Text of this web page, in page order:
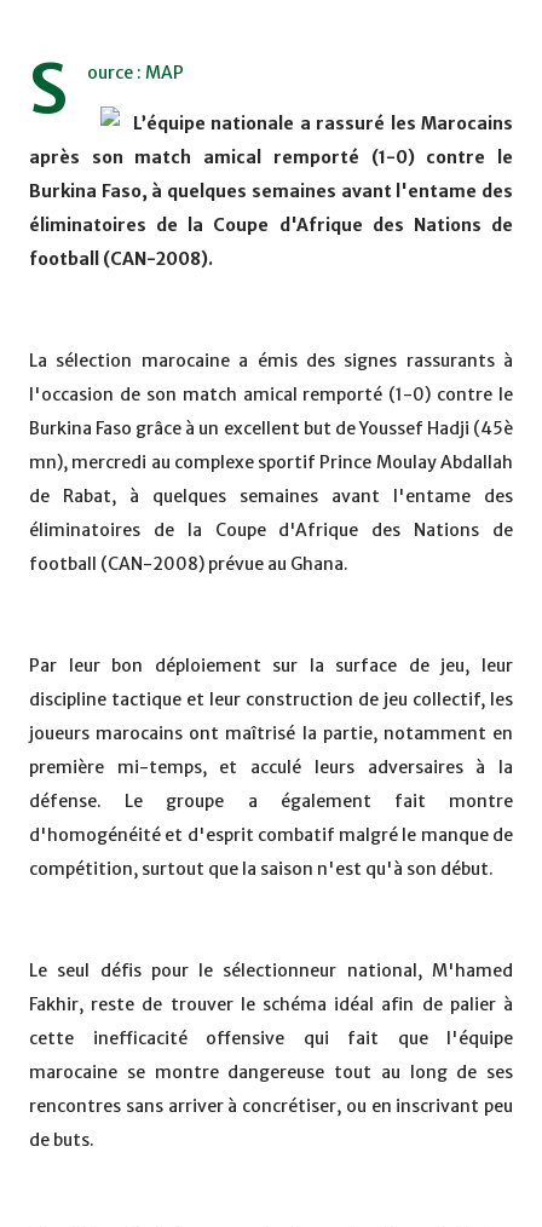
S ource : MAP
L’équipe nationale a rassuré les Marocains
après son match amical remporté (1-0) contre le
Burkina Faso, à quelques semaines avant l'entame des
éliminatoires de la Coupe d'Afrique des Nations de
football (CAN-2008).
La sélection marocaine a émis des signes rassurants à
l'occasion de son match amical remporté (1-0) contre le
Burkina Faso grâce à un excellent but de Youssef Hadji (45è
mn), mercredi au complexe sportif Prince Moulay Abdallah
de Rabat, à quelques semaines avant l'entame des
éliminatoires de la Coupe d'Afrique des Nations de
football (CAN-2008) prévue au Ghana.
Par leur bon déploiement sur la surface de jeu, leur
discipline tactique et leur construction de jeu collectif, les
joueurs marocains ont maîtrisé la partie, notamment en
première mi-temps, et acculé leurs adversaires à la
défense. Le groupe a également fait montre
d'homogénéité et d'esprit combatif malgré le manque de
compétition, surtout que la saison n'est qu'à son début.
Le seul défis pour le sélectionneur national, M'hamed
Fakhir, reste de trouver le schéma idéal afin de palier à
cette inefficacité offensive qui fait que l'équipe
marocaine se montre dangereuse tout au long de ses
rencontres sans arriver à concrétiser, ou en inscrivant peu
de buts.